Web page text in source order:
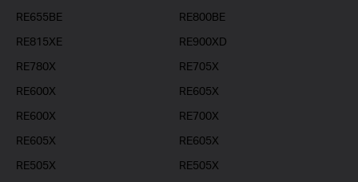
RE655BE
RE800BE
RE815XE
RE900XD
RE780X
RE705X
RE600X
RE605X
RE600X
RE700X
RE605X
RE605X
RE505X
RE505X